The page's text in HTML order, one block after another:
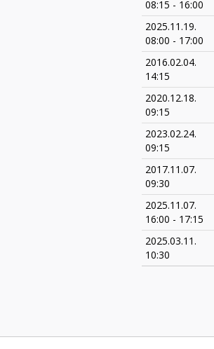
08:15 - 16:00
2025.11.19.
08:00 - 17:00
2016.02.04.
14:15
2020.12.18.
09:15
2023.02.24.
09:15
2017.11.07.
09:30
2025.11.07.
16:00 - 17:15
2025.03.11.
10:30